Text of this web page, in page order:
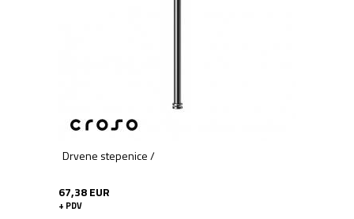
Drvene stepenice /
67,38 EUR
+ PDV